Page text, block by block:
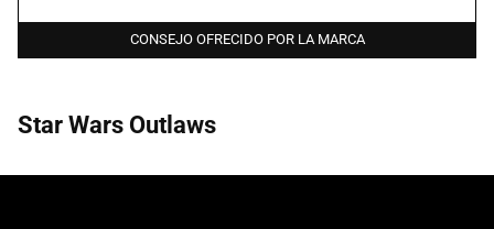
CONSEJO OFRECIDO POR LA MARCA
Star Wars Outlaws